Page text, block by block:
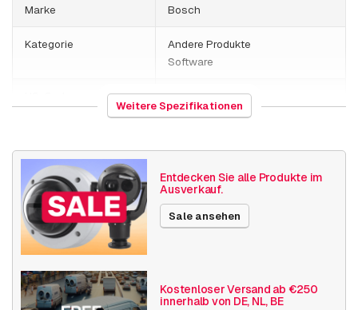
Marke Bosch
Kategorie
Andere Produkte
Software
491199
Bosch Software
Veröffentlichungsdatum
Weitere Spezifikationen
Entdecken Sie alle Produkte im
Ausverkauf.
Sale ansehen
Kostenloser Versand ab €250
innerhalb von DE, NL, BE